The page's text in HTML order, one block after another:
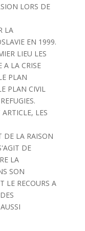
LORS DE
LA
EN 1999.
LIEU LES
A LA CRISE
PLAN
PLAN CIVIL
LES
DE LA RAISON
DE
LA
SON
LE RECOURS A